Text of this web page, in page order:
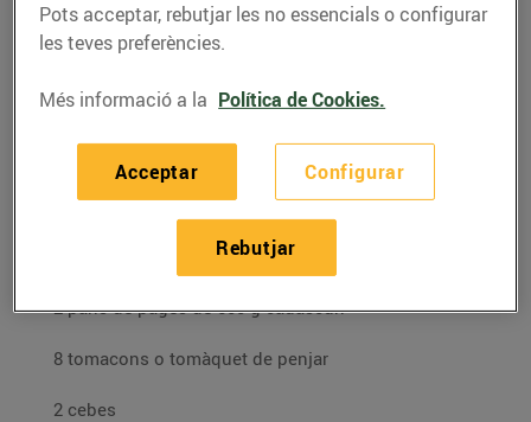
RECEPTES
Clotxa de mar i
muntanya
17/de juliol/2020
Ingredients per a 4 persones:
2 pans de pagès de 500 g cadascun
8 tomacons o tomàquet de penjar
2 cebes
Pots acceptar, rebutjar les no essencials o configurar
les teves preferències.
Més informació a la Política de Cookies.
Configurar
Rebutjar
Acceptar